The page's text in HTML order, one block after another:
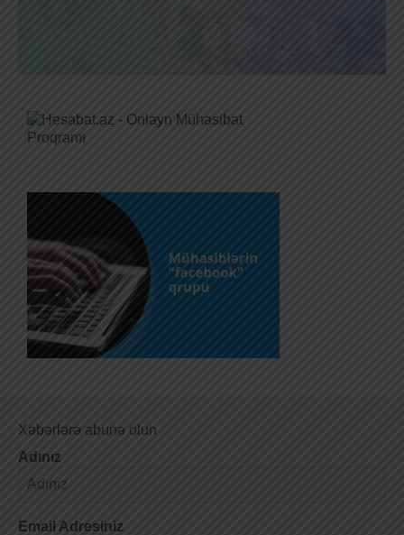
Xəbərlərə abunə olun
Adınız
Email Adresiniz